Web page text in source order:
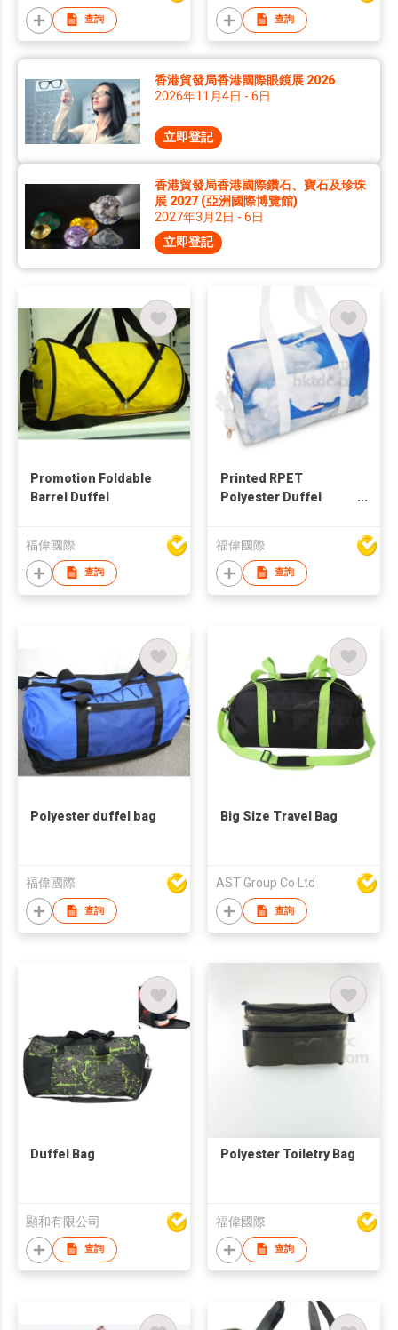
查詢 查詢
香港貿發局香港國際眼鏡展 2026
2026年11月4日 - 6日
立即登記
香港貿發局香港國際鑽石、寶石及珍珠
展 2027 (亞洲國際博覽館)
2027年3月2日 - 6日
立即登記
Promotion Foldable
Barrel Duffel
福偉國際
查詢
Printed RPET
Polyester Duffel
福偉國際
查詢
Polyester duffel bag
福偉國際
查詢
Big Size Travel Bag
AST Group Co Ltd
查詢
Duffel Bag
顯和有限公司
查詢
Polyester Toiletry Bag
福偉國際
查詢